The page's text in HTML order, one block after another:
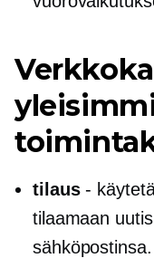
tilaus-
tilaamaan
sähköpostinsa.